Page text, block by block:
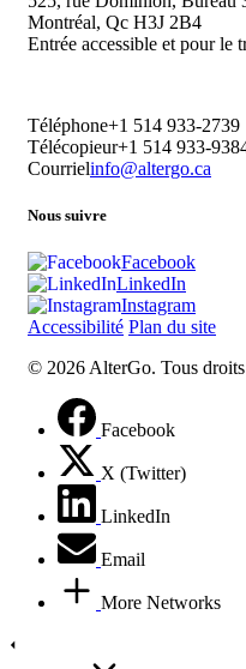
Montréal, Qc H3J 2B4
Entrée accessible et pour le
Téléphone+1 514 933-2739
Télécopieur+1 514 933-
Courrielinfo@altergo.ca
Nous suivre
Facebook
LinkedIn
Instagram
Accessibilité Plan du site
© 2026 AlterGo. Tous
Facebook
X (Twitter)
LinkedIn
Email
More Networks